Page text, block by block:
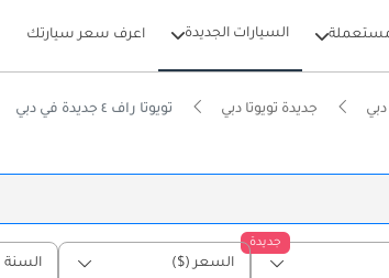
السيارات الجديدة اعرف سعر سيارتك
جديدة تويوتا دبي تويوتا راف ٤ جديدة في دبي
جديدة
السعر ($) السنة